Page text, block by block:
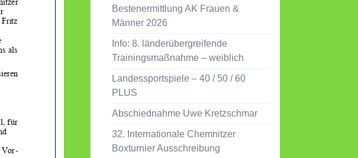
Bestenermittlung AK Frauen &
Männer 2026
Info: 8. länderübergreifende
Trainingsmaßnahme – weiblich
Landessportspiele – 40 / 50 / 60
PLUS
Abschiednahme Uwe Kretzschmar
32. Internationale Chemnitzer
Boxturnier Ausschreibung